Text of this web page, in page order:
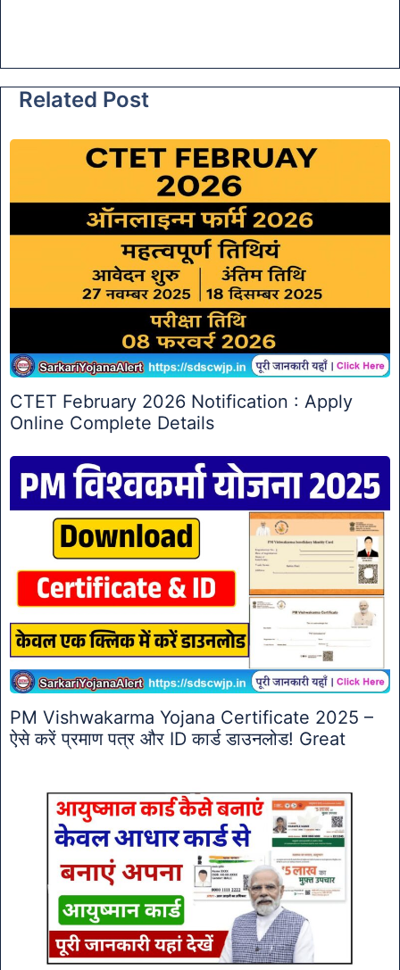
Related Post
CTET February 2026 Notification : Apply
Online Complete Details
PM Vishwakarma Yojana Certificate 2025 –
ऐसे करें प्रमाण पत्र और ID कार्ड डाउनलोड! Great